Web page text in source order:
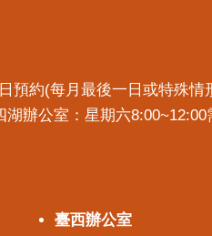
預約(每月最後一日或特殊
辦公室：星期六
臺西辦公室
臺西辦公室